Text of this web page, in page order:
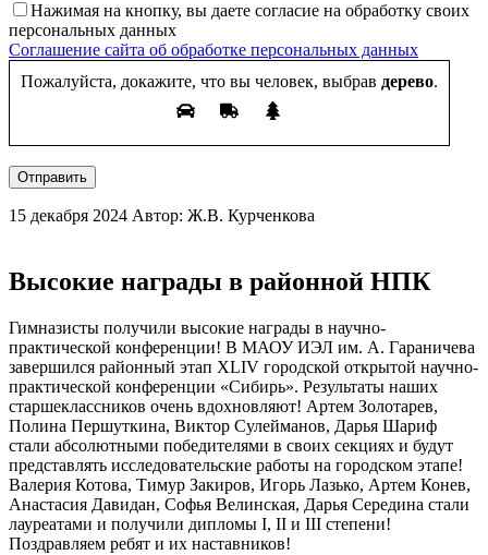
Нажимая на кнопку, вы даете согласие на обработку своих
персональных данных
Соглашение сайта об обработке персональных данных
Пожалуйста, докажите, что вы человек, выбрав дерево.
Отправить
15 декабря 2024 Автор: Ж.В. Курченкова
Высокие награды в районной НПК
Гимназисты получили высокие награды в научно-
практической конференции! В МАОУ ИЭЛ им. А. Гараничева
завершился районный этап XLIV городской открытой научно-
практической конференции «Сибирь». Результаты наших
старшеклассников очень вдохновляют! Артем Золотарев,
Полина Першуткина, Виктор Сулейманов, Дарья Шариф
стали абсолютными победителями в своих секциях и будут
представлять исследовательские работы на городском этапе!
Валерия Котова, Тимур Закиров, Игорь Лазько, Артем Конев,
Анастасия Давидан, Софья Велинская, Дарья Середина стали
лауреатами и получили дипломы I, II и III степени!
Поздравляем ребят и их наставников!